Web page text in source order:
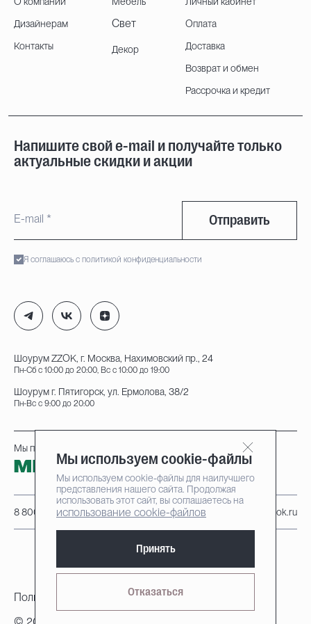
Дизайнерам
Контакты
Свет
Декор
Оплата
Доставка
Возврат и обмен
Рассрочка и кредит
Напишите свой e-mail и получайте только
актуальные скидки и акции
Отправить
Я соглашаюсь с политикой конфиденциальности
Шоурум ZZOK, г. Москва, Нахимовский пр., 24
Пн-Сб с 10:00 до 20:00, Вс с 10:00 до 19:00
Шоурум г. Пятигорск, ул. Ермолова, 38/2
Пн-Вс с 9:00 до 20:00
8 800 222-95-25 info@zzok.ru
Мы принимаем к оплате:
© 2010-2026, ZZOK
Политика конфиденциальности
Мы используем cookie-файлы
Мы используем cookie-файлы для наилучшего
представления нашего сайта. Продолжая
использовать этот сайт, вы соглашаетесь на
использование cookie-файлов
Принять
Отказаться